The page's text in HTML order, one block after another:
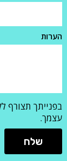
הערות
בפנייתך תצורף
עצמך.